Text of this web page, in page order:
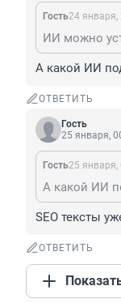
Гость24 января,
А какой ИИ
ОТВЕТИТЬ
Гость
25 января,
Гость25 января,
SEO тексты
ОТВЕТИТЬ